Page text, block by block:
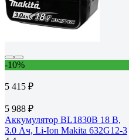
-10%
5 415 ₽
5 988 ₽
Аккумулятор BL1830B 18 В,
3.0 Ач, Li-Ion Makita 632G12-3